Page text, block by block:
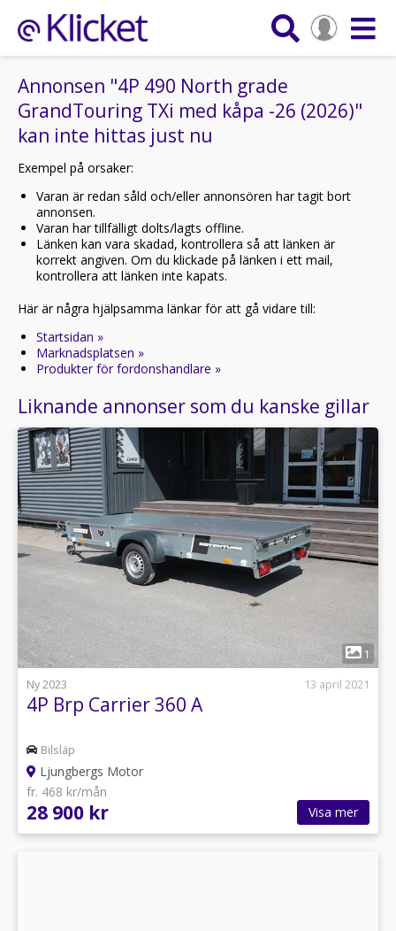
Annonsen "4P 490 North grade
GrandTouring TXi med kåpa -26 (2026)"
kan inte hittas just nu
Exempel på orsaker:
Varan är redan såld och/eller annonsören har tagit bort
annonsen.
Varan har tillfälligt dolts/lagts offline.
Länken kan vara skadad, kontrollera så att länken är
korrekt angiven. Om du klickade på länken i ett mail,
kontrollera att länken inte kapats.
Här är några hjälpsamma länkar för att gå vidare till:
Startsidan »
Marknadsplatsen »
Produkter för fordonshandlare »
Liknande annonser som du kanske gillar
1
Ny 2023
13 april 2021
4P Brp Carrier 360 A
Bilsläp
Ljungbergs Motor
fr. 468 kr/mån
28 900 kr Visa mer